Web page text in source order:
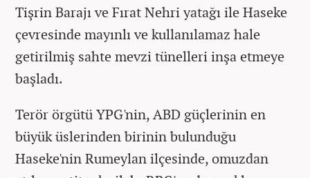
Tişrin Barajı ve Fırat Nehri yatağı ile Haseke
çevresinde mayınlı ve kullanılamaz hale
getirilmiş sahte mevzi tünelleri inşa etmeye
başladı.
Terör örgütü YPG'nin, ABD güçlerinin en
büyük üslerinden birinin bulunduğu
Haseke'nin Rumeylan ilçesinde, omuzdan